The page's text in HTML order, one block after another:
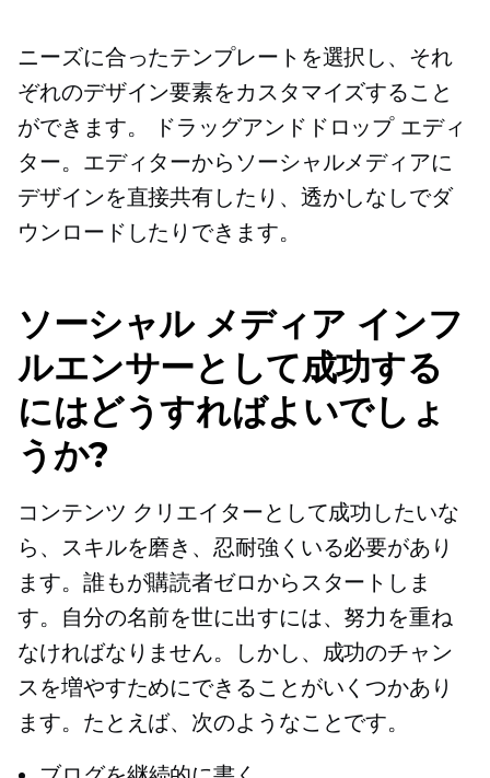
ニーズに合ったテンプレートを選択し、それ
ぞれのデザイン要素をカスタマイズすること
ができます。
ドラッグアンドドロップエディ
ター。エディターからソーシャルメディアに
デザインを直接共有したり、透かしなしでダ
ウンロードしたりできます。
ソーシャル メディア インフ
ルエンサーとして成功する
にはどうすればよいでしょ
うか?
コンテンツ クリエイターとして成功したいな
ら、スキルを磨き、忍耐強くいる必要があり
ます。誰もが購読者ゼロからスタートしま
す。自分の名前を世に出すには、努力を重ね
なければなりません。しかし、成功のチャン
スを増やすためにできることがいくつかあり
ます。たとえば、次のようなことです。